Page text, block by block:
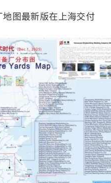
图最新版在上海交付